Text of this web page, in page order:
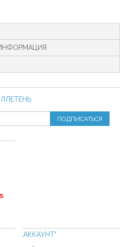
ПОДПИСАТЬСЯ
,АККАУНТ"